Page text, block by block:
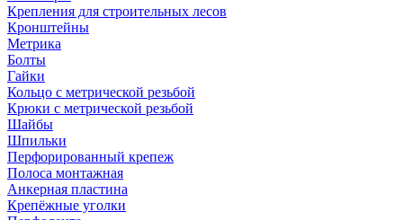
Крепления для строительных лесов
Кронштейны
Метрика
Болты
Гайки
Кольцо с метрической резьбой
Крюки с метрической резьбой
Шайбы
Шпильки
Перфорированный крепеж
Полоса монтажная
Анкерная пластина
Крепёжные уголки